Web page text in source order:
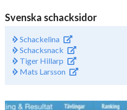
Svenska schacksidor
Schackelina
Schacksnack
Tiger Hillarp
Mats Larsson